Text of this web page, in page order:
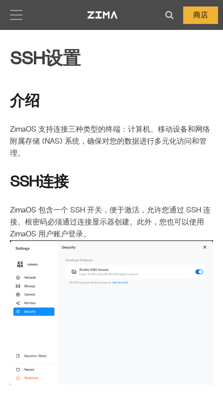
商店
SSH设置
介绍
ZimaOS 支持连接三种类型的终端：计算机、移动设备和网络
附属存储 (NAS) 系统，确保对您的数据进行多元化访问和管
理。
SSH连接
ZimaOS 包含一个 SSH 开关，便于激活，允许您通过 SSH 连
接。根密码必须通过连接显示器创建。此外，您也可以使用
ZimaOS 用户账户登录。